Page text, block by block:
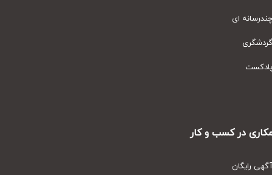
ای
در کسب و کار
رایگان